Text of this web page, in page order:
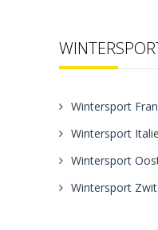
Wintersport
Wintersport Italie
Wintersport
Wintersport